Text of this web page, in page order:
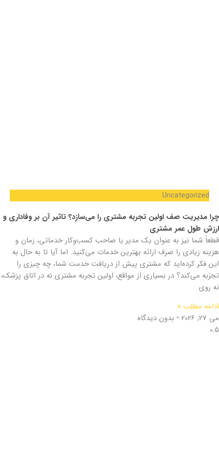
Uncategorized
چرا مدیریت صف اولین تجربه مشتری را می‌سازد؟ تاثیر آن بر وفاداری و
ارزش طول عمر مشتری
قطعاً شما نیز به عنوان یک مدیر یا صاحب کسب‌وکار خدماتی، زمان و
هزینه زیادی را صرف ارائه بهترین خدمات می‌کنید. اما آیا تا به حال به
این فکر کرده‌اید که مشتری پیش از دریافت خدمت شما، چه چیزی را
تجربه می‌کند؟ در بسیاری از مواقع، اولین تجربه مشتری نه در اتاق پزشک،
نه روی
ادامه مطلب »
می 27, 2026
بدون دیدگاه